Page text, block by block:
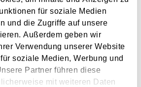
für soziale Medien
und die Zugriffe auf unsere
Außerdem geben wir
Verwendung unserer Website
soziale Medien, Werbung und
Partner führen diese
mit weiteren Daten
als außergewöhnliche
die Geltendmachung von Kosten als
die Aspekte der